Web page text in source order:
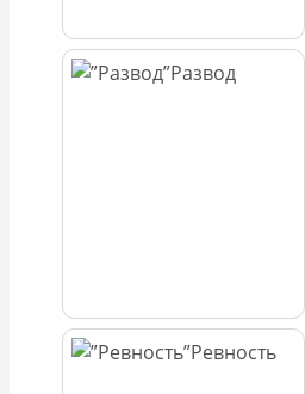
Развод
Ревность